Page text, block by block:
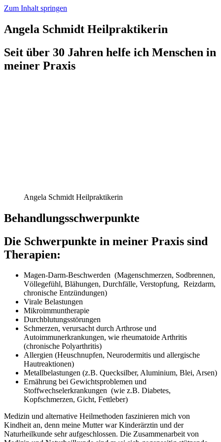
Zum Inhalt springen
Angela Schmidt Heilpraktikerin
Seit über 30 Jahren helfe ich Menschen in
meiner Praxis
Angela Schmidt Heilpraktikerin
Behandlungsschwerpunkte
Die Schwerpunkte in meiner Praxis sind
Therapien:
Magen-Darm-Beschwerden (Magenschmerzen, Sodbrennen,
Völlegefühl, Blähungen, Durchfälle, Verstopfung, Reizdarm,
chronische Entzündungen)
Virale Belastungen
Mikroimmuntherapie
Durchblutungsstörungen
Schmerzen, verursacht durch Arthrose und
Autoimmunerkrankungen, wie rheumatoide Arthritis
(chronische Polyarthritis)
Allergien (Heuschnupfen, Neurodermitis und allergische
Hautreaktionen)
Metallbelastungen (z.B. Quecksilber, Aluminium, Blei, Arsen)
Ernährung bei Gewichtsproblemen und
Stoffwechselerkrankungen (wie z.B. Diabetes,
Kopfschmerzen, Gicht, Fettleber)
Medizin und alternative Heilmethoden faszinieren mich von
Kindheit an, denn meine Mutter war Kinderärztin und der
Naturheilkunde sehr aufgeschlossen. Die Zusammenarbeit von